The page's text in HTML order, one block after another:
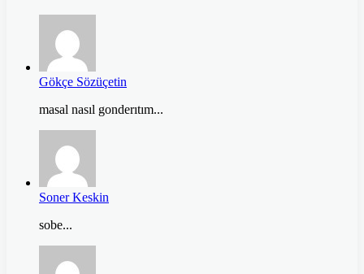
Gökçe Sözüçetin
masal nasıl gonderıtım...
Soner Keskin
sobe...